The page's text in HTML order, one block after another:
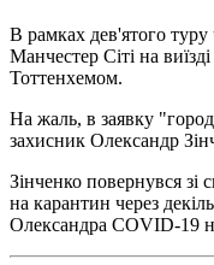
В рамках дев'ятого туру
Манчестер Сіті на
Тоттенхемом.
На жаль, в заявку
захисник Олександр
Зінченко повернувся зі
на карантин через
Олександра COVID-19